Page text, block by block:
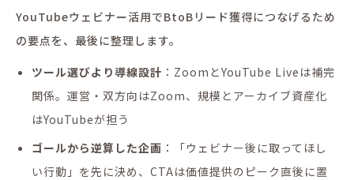
YouTubeウェビナー活用でBtoBリード獲得につなげるため
の要点を、最後に整理します。
ツール選びより導線設計 ：ZoomとYouTube Liveは補完
関係。運営・双方向はZoom、規模とアーカイブ資産化
はYouTubeが担う
ゴールから逆算した企画 ：「ウェビナー後に取ってほし
い行動」を先に決め、CTAは価値提供のピーク直後に置